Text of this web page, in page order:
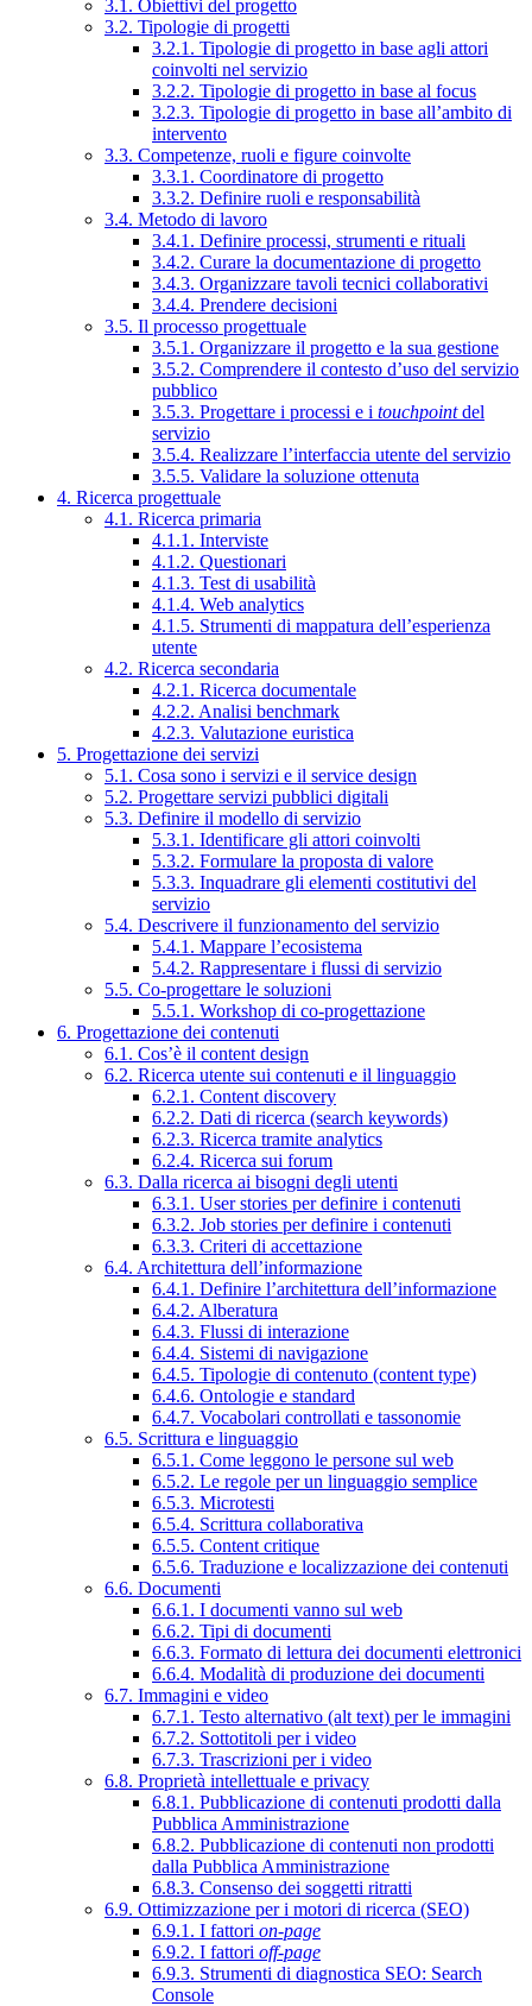
3.1. Obiettivi del progetto
3.2. Tipologie di progetti
3.2.1. Tipologie di progetto in base agli attori
coinvolti nel servizio
3.2.2. Tipologie di progetto in base al focus
3.2.3. Tipologie di progetto in base all’ambito di
intervento
3.3. Competenze, ruoli e figure coinvolte
3.3.1. Coordinatore di progetto
3.3.2. Definire ruoli e responsabilità
3.4. Metodo di lavoro
3.4.1. Definire processi, strumenti e rituali
3.4.2. Curare la documentazione di progetto
3.4.3. Organizzare tavoli tecnici collaborativi
3.4.4. Prendere decisioni
3.5. Il processo progettuale
3.5.1. Organizzare il progetto e la sua gestione
3.5.2. Comprendere il contesto d’uso del servizio
pubblico
3.5.3. Progettare i processi e i touchpointdel
servizio
3.5.4. Realizzare l’interfaccia utente del servizio
3.5.5. Validare la soluzione ottenuta
4. Ricerca progettuale
4.1. Ricerca primaria
4.1.1. Interviste
4.1.2. Questionari
4.1.3. Test di usabilità
4.1.4. Web analytics
4.1.5. Strumenti di mappatura dell’esperienza
utente
4.2. Ricerca secondaria
4.2.1. Ricerca documentale
4.2.2. Analisi benchmark
4.2.3. Valutazione euristica
5. Progettazione dei servizi
5.1. Cosa sono i servizi e il service design
5.2. Progettare servizi pubblici digitali
5.3. Definire il modello di servizio
5.3.1. Identificare gli attori coinvolti
5.3.2. Formulare la proposta di valore
5.3.3. Inquadrare gli elementi costitutivi del
servizio
5.4. Descrivere il funzionamento del servizio
5.4.1. Mappare l’ecosistema
5.4.2. Rappresentare i flussi di servizio
5.5. Co-progettare le soluzioni
5.5.1. Workshop di co-progettazione
6. Progettazione dei contenuti
6.1. Cos’è il content design
6.2. Ricerca utente sui contenuti e il linguaggio
6.2.1. Content discovery
6.2.2. Dati di ricerca (search keywords)
6.2.3. Ricerca tramite analytics
6.2.4. Ricerca sui forum
6.3. Dalla ricerca ai bisogni degli utenti
6.3.1. User stories per definire i contenuti
6.3.2. Job stories per definire i contenuti
6.3.3. Criteri di accettazione
6.4. Architettura dell’informazione
6.4.1. Definire l’architettura dell’informazione
6.4.2. Alberatura
6.4.3. Flussi di interazione
6.4.4. Sistemi di navigazione
6.4.5. Tipologie di contenuto (content type)
6.4.6. Ontologie e standard
6.4.7. Vocabolari controllati e tassonomie
6.5. Scrittura e linguaggio
6.5.1. Come leggono le persone sul web
6.5.2. Le regole per un linguaggio semplice
6.5.3. Microtesti
6.5.4. Scrittura collaborativa
6.5.5. Content critique
6.5.6. Traduzione e localizzazione dei contenuti
6.6. Documenti
6.6.1. I documenti vanno sul web
6.6.2. Tipi di documenti
6.6.3. Formato di lettura dei documenti elettronici
6.6.4. Modalità di produzione dei documenti
6.7. Immagini e video
6.7.1. Testo alternativo (alt text) per le immagini
6.7.2. Sottotitoli per i video
6.7.3. Trascrizioni per i video
6.8. Proprietà intellettuale e privacy
6.8.1. Pubblicazione di contenuti prodotti dalla
Pubblica Amministrazione
6.8.2. Pubblicazione di contenuti non prodotti
dalla Pubblica Amministrazione
6.8.3. Consenso dei soggetti ritratti
6.9. Ottimizzazione per i motori di ricerca (SEO)
6.9.1. I fattori on-page
6.9.2. I fattori off-page
6.9.3. Strumenti di diagnostica SEO: Search
Console